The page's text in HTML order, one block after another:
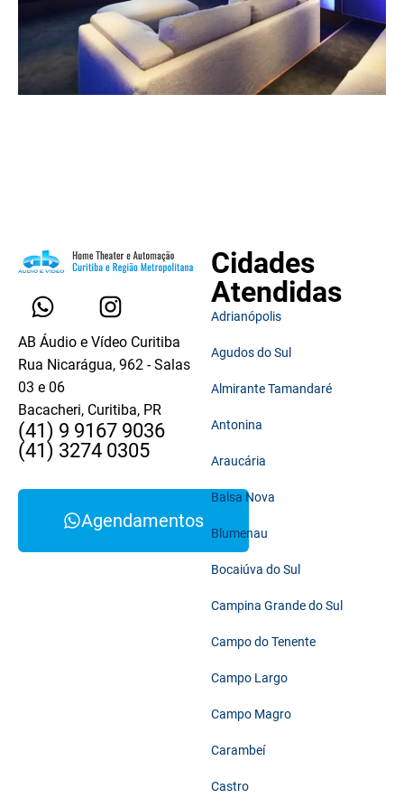
AB Áudio e Vídeo Curitiba
Rua Nicarágua, 962 - Salas
03 e 06
Bacacheri, Curitiba, PR
(41) 9 9167 9036
(41) 3274 0305
Agendamentos
Cidades
Atendidas
Adrianópolis
Agudos do Sul
Almirante Tamandaré
Antonina
Araucária
Balsa Nova
Blumenau
Bocaiúva do Sul
Campina Grande do Sul
Campo do Tenente
Campo Largo
Campo Magro
Carambeí
Castro